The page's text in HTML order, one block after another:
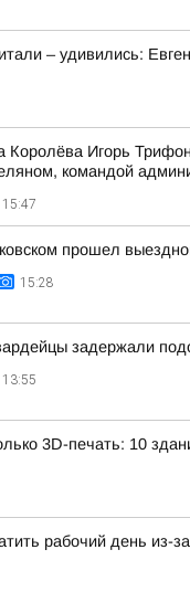
– удивились:
Королёва Игорь
командой
15:47
прошел
15:28
задержали
13:55
3D-печать: 10
рабочий день из-